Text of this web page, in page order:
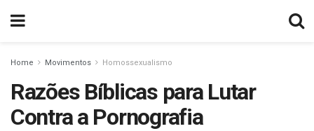
Home Movimentos Homossexualismo
Razões Bíblicas para Lutar
Contra a Pornografia